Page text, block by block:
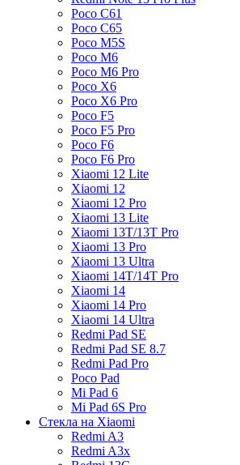
Poco C61
Poco C65
Poco M5S
Poco M6
Poco M6 Pro
Poco X6
Poco X6 Pro
Poco F5
Poco F5 Pro
Poco F6
Poco F6 Pro
Xiaomi 12 Lite
Xiaomi 12
Xiaomi 12 Pro
Xiaomi 13 Lite
Xiaomi 13T/13T Pro
Xiaomi 13 Pro
Xiaomi 13 Ultra
Xiaomi 14T/14T Pro
Xiaomi 14
Xiaomi 14 Pro
Xiaomi 14 Ultra
Redmi Pad SE
Redmi Pad SE 8.7
Redmi Pad Pro
Poco Pad
Mi Pad 6
Mi Pad 6S Pro
Стекла на Xiaomi
Redmi A3
Redmi A3x